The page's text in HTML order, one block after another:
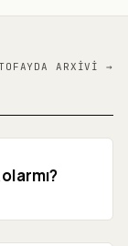
FAYDA ARXIVI →